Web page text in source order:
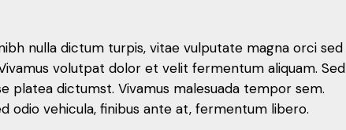
nulla dictum turpis, vitae vulputate magna orci sed
volutpat dolor et velit fermentum aliquam. Sed
platea dictumst. Vivamus malesuada tempor sem.
odio vehicula, finibus ante at, fermentum libero.